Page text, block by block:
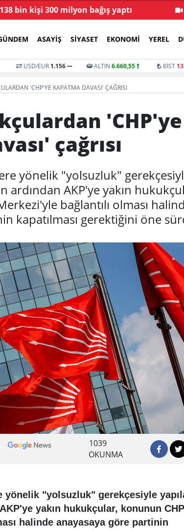
bin kişi 300 milyon bağış yaptı
ASAYIŞ SIYASET EKONOMI YEREL
USD/EUR 1.156 ALTIN 6.660,55 BİST
'CHP'YE KAPATMA DAVASI' ÇAĞRISI
'CHP'ye
çağrısı
yönelik "yolsuzluk"
ardından AKP'ye yakın
bağlantılı olması
kapatılması gerektiğini öne
1039
OKUNMA
"yolsuzluk" gerekçesiyle
yakın hukukçular, konunun
halinde anayasaya göre partinin